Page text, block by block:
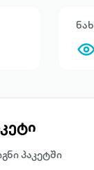
პაკეტში